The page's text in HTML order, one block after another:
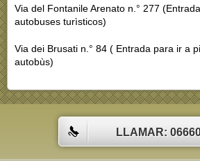
Via del Fontanile Arenato n.° 277
autobuses turìsticos)
Via dei Brusati n.° 84 ( Entrada para ir a
autobùs)
LLAMAR: